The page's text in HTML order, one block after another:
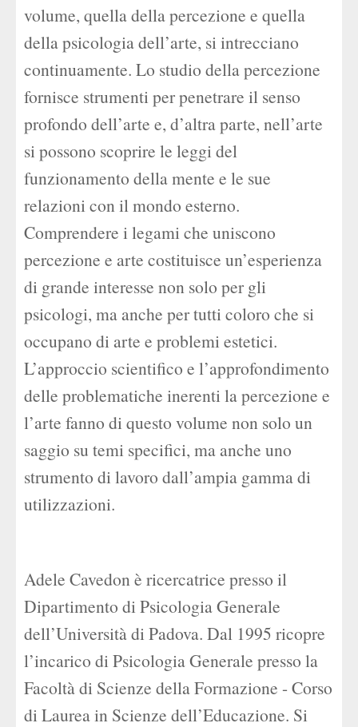
volume, quella della percezione e quella
della psicologia dell’arte, si intrecciano
continuamente. Lo studio della percezione
fornisce strumenti per penetrare il senso
profondo dell’arte e, d’altra parte, nell’arte
si possono scoprire le leggi del
funzionamento della mente e le sue
relazioni con il mondo esterno.
Comprendere i legami che uniscono
percezione e arte costituisce un’esperienza
di grande interesse non solo per gli
psicologi, ma anche per tutti coloro che si
occupano di arte e problemi estetici.
L’approccio scientifico e l’approfondimento
delle problematiche inerenti la percezione e
l’arte fanno di questo volume non solo un
saggio su temi specifici, ma anche uno
strumento di lavoro dall’ampia gamma di
utilizzazioni.
Adele Cavedon è ricercatrice presso il
Dipartimento di Psicologia Generale
dell’Università di Padova. Dal 1995 ricopre
l’incarico di Psicologia Generale presso la
Facoltà di Scienze della Formazione - Corso
di Laurea in Scienze dell’Educazione. Si